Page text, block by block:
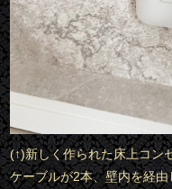
(↑)新しく作られた床上コン
ケーブルが2本、壁内を経